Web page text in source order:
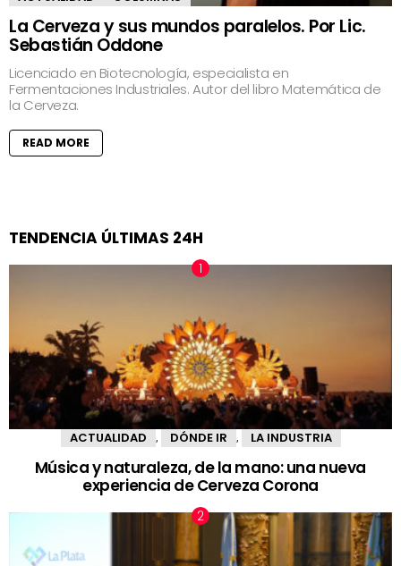
La Cerveza y sus mundos paralelos. Por Lic.
Sebastián Oddone
Licenciado en Biotecnología, especialista en
Fermentaciones Industriales. Autor del libro Matemática de
la Cerveza.
READ MORE
TENDENCIA ÚLTIMAS 24H
ACTUALIDAD , DÓNDE IR , LA INDUSTRIA
Música y naturaleza, de la mano: una nueva
experiencia de Cerveza Corona